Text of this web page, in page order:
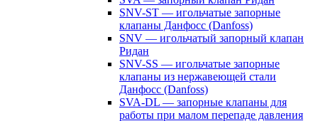
SNV-ST — игольчатые запорные
клапаны Данфосс (Danfoss)
SNV — игольчатый запорный клапан
Ридан
SNV-SS — игольчатые запорные
клапаны из нержавеющей стали
Данфосс (Danfoss)
SVA-DL — запорные клапаны для
работы при малом перепаде давления